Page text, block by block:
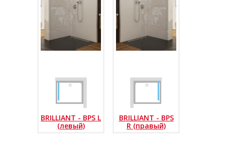
BRILLIANT - BPS L
(левый)
BRILLIANT - BPS
R (правый)